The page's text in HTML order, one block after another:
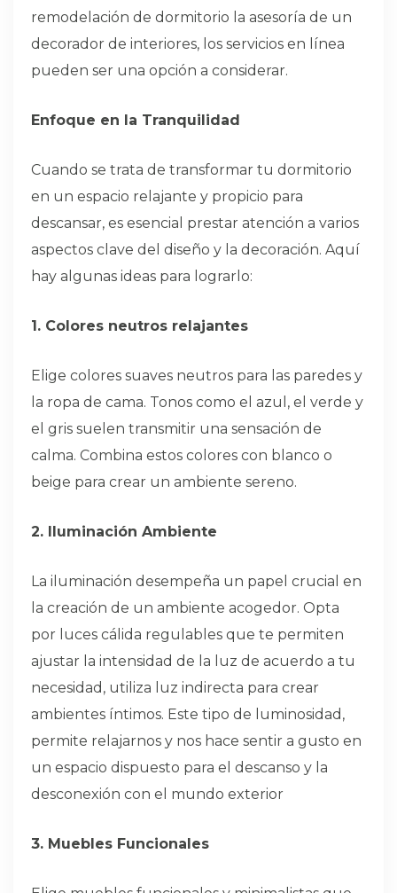
remodelación de dormitorio la asesoría de un
decorador de interiores, los servicios en línea
pueden ser una opción a considerar.
Enfoque en la Tranquilidad
Cuando se trata de transformar tu dormitorio
en un espacio relajante y propicio para
descansar, es esencial prestar atención a varios
aspectos clave del diseño y la decoración. Aquí
hay algunas ideas para lograrlo:
1. Colores neutros relajantes
Elige colores suaves neutros para las paredes y
la ropa de cama. Tonos como el azul, el verde y
el gris suelen transmitir una sensación de
calma. Combina estos colores con blanco o
beige para crear un ambiente sereno.
2. Iluminación Ambiente
La iluminación desempeña un papel crucial en
la creación de un ambiente acogedor. Opta
por luces cálida regulables que te permiten
ajustar la intensidad de la luz de acuerdo a tu
necesidad, utiliza luz indirecta para crear
ambientes íntimos. Este tipo de luminosidad,
permite relajarnos y nos hace sentir a gusto en
un espacio dispuesto para el descanso y la
desconexión con el mundo exterior
3. Muebles Funcionales